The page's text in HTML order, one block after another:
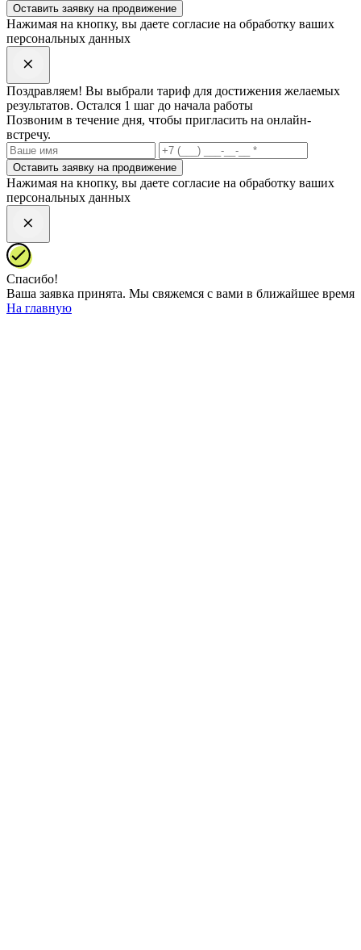
Оставить заявку на продвижение
Нажимая на кнопку, вы даете согласие на обработку ваших
персональных данных
Поздравляем! Вы выбрали тариф для достижения желаемых
результатов. Остался 1 шаг до начала работы
Позвоним в течение дня, чтобы пригласить на онлайн-
встречу.
Оставить заявку на продвижение
Нажимая на кнопку, вы даете согласие на обработку ваших
персональных данных
Спасибо!
Ваша заявка принята. Mы свяжемся с вами в ближайшее время
На главную